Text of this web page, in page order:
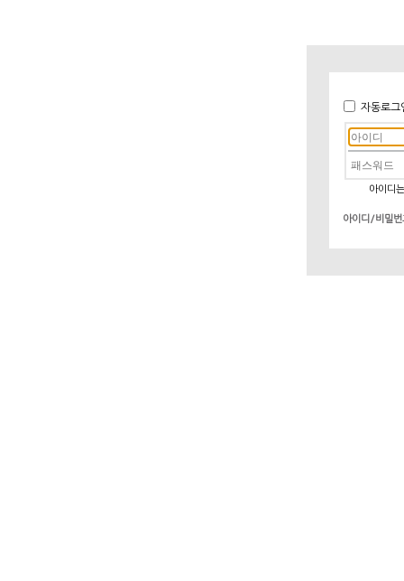
자동로그
아이디
아이디/비밀번